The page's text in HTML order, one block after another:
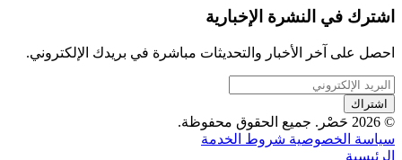
اشترك في النشرة الإخبارية
احصل على آخر الأخبار والتحديثات مباشرة في بريدك الإلكتروني.
اشتراك
© 2026 حَصْر. جميع الحقوق محفوظة.
سياسة الخصوصية شروط الخدمة
الرئيسية